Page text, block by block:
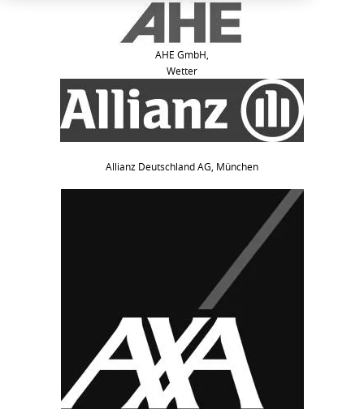
AHE GmbH,
Wetter
Allianz Deutschland AG, München